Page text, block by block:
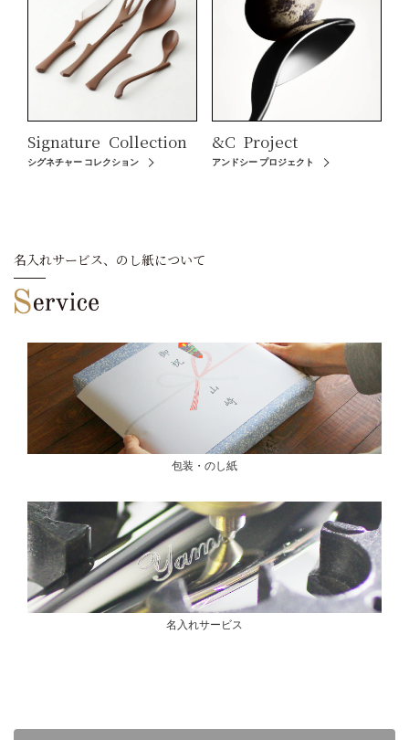
Signature Collection
シグネチャー コレクション
&C Project
アンドシー プロジェクト
名入れサービス、のし紙について
包装・のし紙
名入れサービス